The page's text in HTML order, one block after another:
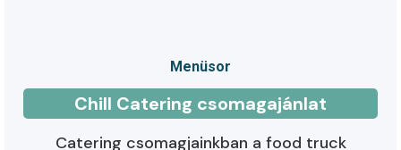
Menüsor
Chill Catering csomagajánlat
Catering csomagjainkban a food truck